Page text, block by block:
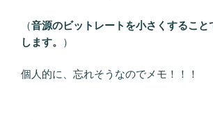
（音源のビットレートを小さくすること
します。
）
個人的に、忘れそうなのでメモ！！！